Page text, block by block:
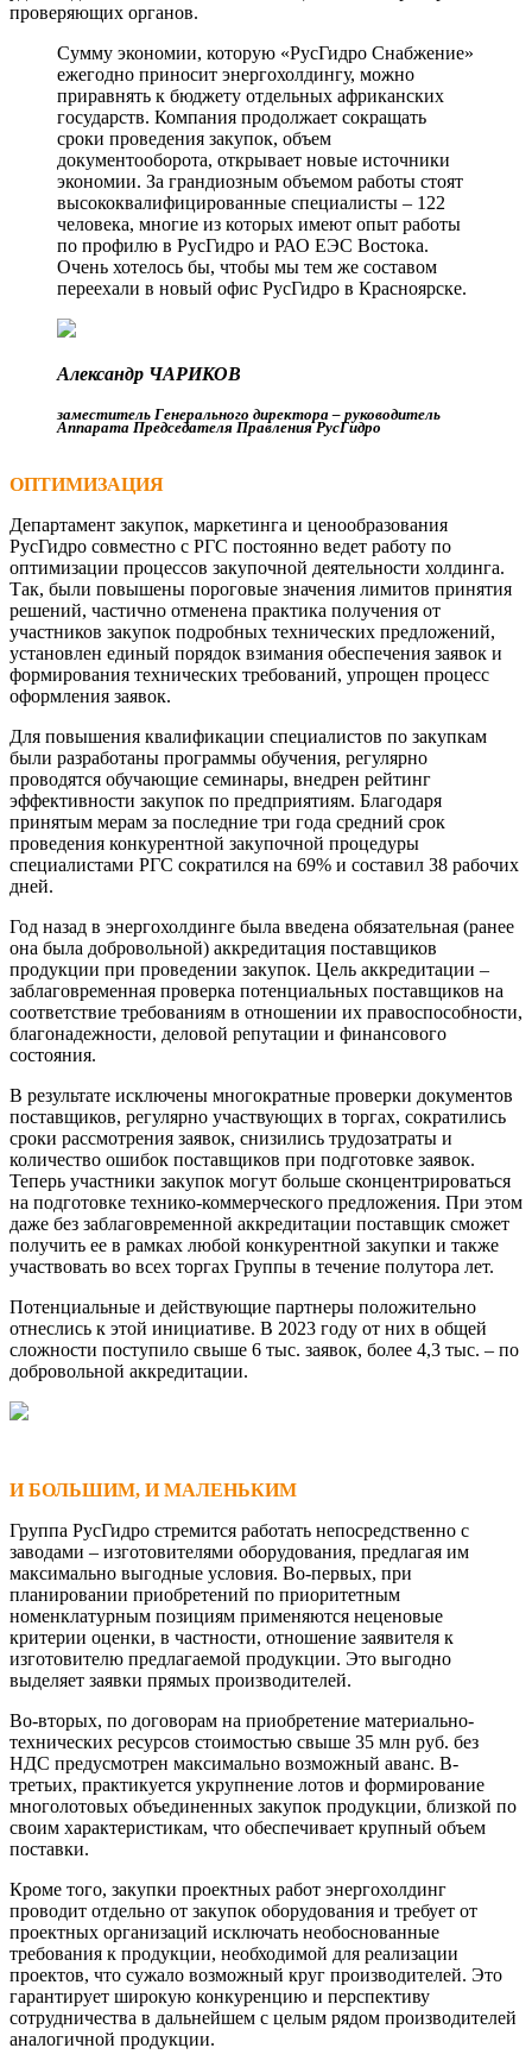
проверяющих органов.
Сумму экономии, которую «РусГидро Снабжение»
ежегодно приносит энергохолдингу, можно
приравнять к бюджету отдельных африканских
государств. Компания продолжает сокращать
сроки проведения закупок, объем
документооборота, открывает новые источники
экономии. За грандиозным объемом работы стоят
высококвалифицированные специалисты – 122
человека, многие из которых имеют опыт работы
по профилю в РусГидро и РАО ЕЭС Востока.
Очень хотелось бы, чтобы мы тем же составом
переехали в новый офис РусГидро в Красноярске.
Александр ЧАРИКОВ
заместитель Генерального директора – руководитель
Аппарата Председателя Правления РусГидро
ОПТИМИЗАЦИЯ
Департамент закупок, маркетинга и ценообразования
РусГидро совместно с РГС постоянно ведет работу по
оптимизации процессов закупочной деятельности холдинга.
Так, были повышены пороговые значения лимитов принятия
решений, частично отменена практика получения от
участников закупок подробных технических предложений,
установлен единый порядок взимания обеспечения заявок и
формирования технических требований, упрощен процесс
оформления заявок.
Для повышения квалификации специалистов по закупкам
были разработаны программы обучения, регулярно
проводятся обучающие семинары, внедрен рейтинг
эффективности закупок по предприятиям. Благодаря
принятым мерам за последние три года средний срок
проведения конкурентной закупочной процедуры
специалистами РГС сократился на 69% и составил 38 рабочих
дней.
Год назад в энергохолдинге была введена обязательная (ранее
она была добровольной) аккредитация поставщиков
продукции при проведении закупок. Цель аккредитации –
заблаговременная проверка потенциальных поставщиков на
соответствие требованиям в отношении их правоспособности,
благонадежности, деловой репутации и финансового
состояния.
В результате исключены многократные проверки документов
поставщиков, регулярно участвующих в торгах, сократились
сроки рассмотрения заявок, снизились трудозатраты и
количество ошибок поставщиков при подготовке заявок.
Теперь участники закупок могут больше сконцентрироваться
на подготовке технико-коммерческого предложения. При этом
даже без заблаговременной аккредитации поставщик сможет
получить ее в рамках любой конкурентной закупки и также
участвовать во всех торгах Группы в течение полутора лет.
Потенциальные и действующие партнеры положительно
отнеслись к этой инициативе. В 2023 году от них в общей
сложности поступило свыше 6 тыс. заявок, более 4,3 тыс. – по
добровольной аккредитации.
И БОЛЬШИМ, И МАЛЕНЬКИМ
Группа РусГидро стремится работать непосредственно с
заводами – изготовителями оборудования, предлагая им
максимально выгодные условия. Во-первых, при
планировании приобретений по приоритетным
номенклатурным позициям применяются неценовые
критерии оценки, в частности, отношение заявителя к
изготовителю предлагаемой продукции. Это выгодно
выделяет заявки прямых производителей.
Во-вторых, по договорам на приобретение материально-
технических ресурсов стоимостью свыше 35 млн руб. без
НДС предусмотрен максимально возможный аванс. В-
третьих, практикуется укрупнение лотов и формирование
многолотовых объединенных закупок продукции, близкой по
своим характеристикам, что обеспечивает крупный объем
поставки.
Кроме того, закупки проектных работ энергохолдинг
проводит отдельно от закупок оборудования и требует от
проектных организаций исключать необоснованные
требования к продукции, необходимой для реализации
проектов, что сужало возможный круг производителей. Это
гарантирует широкую конкуренцию и перспективу
сотрудничества в дальнейшем с целым рядом производителей
аналогичной продукции.